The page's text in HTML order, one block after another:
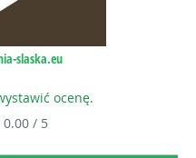
slaska.eu
ocenę.
0.00 / 5